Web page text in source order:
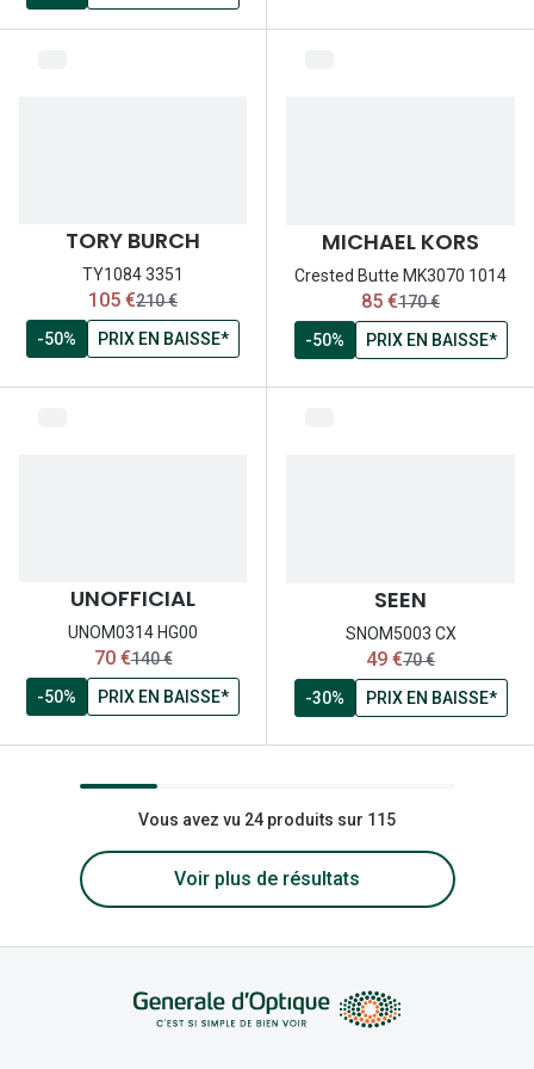
TORY BURCH
TY1084 3351
maintenant:
105 €ancien prix:
210 €
-50%
PRIX EN BAISSE*
MICHAEL KORS
Crested Butte MK3070 1014
maintenant:
85 €ancien prix:
170 €
-50%
PRIX EN BAISSE*
UNOFFICIAL
UNOM0314 HG00
maintenant:
70 €ancien prix:
140 €
-50%
PRIX EN BAISSE*
SEEN
SNOM5003 CX
maintenant:
49 €ancien prix:
70 €
-30%
PRIX EN BAISSE*
Vous avez vu 24 produits sur 115
Voir plus de résultats